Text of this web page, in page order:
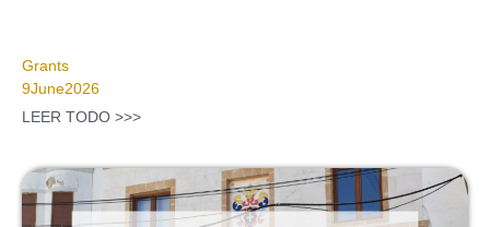
Grants
9June2026
LEER TODO >>>